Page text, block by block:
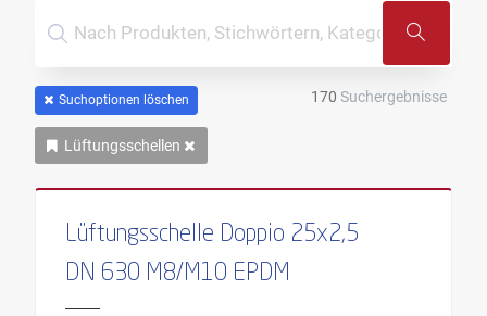
Suchoptionen löschen
Lüftungsschellen
170 Suchergebnisse
Lüftungsschelle Doppio 25x2,5
DN 630 M8/M10 EPDM